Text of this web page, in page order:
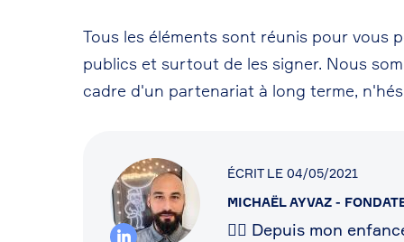
Tous les éléments sont réunis pour vous
publics et surtout de les signer. Nous
cadre d'un partenariat à long terme,
ÉCRIT LE 04/05/2021
MICHAËL AYVAZ -
👷‍♂️ Depuis mon